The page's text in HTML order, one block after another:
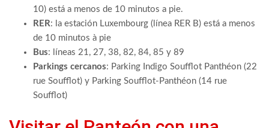
10) está a menos de 10 minutos a pie.
RER: la estación Luxembourg (línea RER B) está a menos
de 10 minutos à pie
Bus: líneas 21, 27, 38, 82, 84, 85 y 89
Parkings cercanos: Parking Indigo Soufflot Panthéon (22
rue Soufflot) y Parking Soufflot-Panthéon (14 rue
Soufflot)